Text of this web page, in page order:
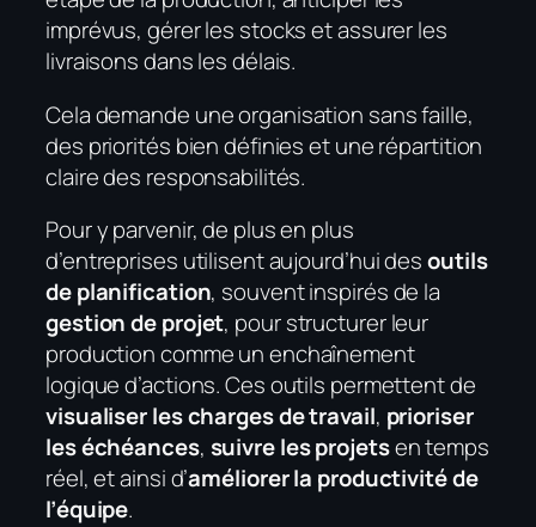
imprévus, gérer les stocks et assurer les
livraisons dans les délais.
Cela demande une organisation sans faille,
des priorités bien définies et une répartition
claire des responsabilités.
Pour y parvenir, de plus en plus
d’entreprises utilisent aujourd’hui desoutils
de planification, souvent inspirés de la
gestion de projet, pour structurer leur
production comme un enchaînement
logique d’actions. Ces outils permettent de
visualiser les charges de travail, prioriser
les échéances, suivre les projetsen temps
réel, et ainsi d’améliorer la productivité de
l’équipe.